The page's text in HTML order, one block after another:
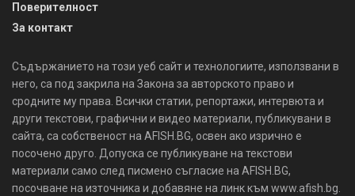
Поверителност
За контакт
Съдържанието на този уеб сайт и технологиите, използвани в
него, са под закрила на Закона за авторското право и
сродните му права. Всички статии, репортажи, интервюта и
други текстови, графични и видео материали, публикувани в
сайта, са собственост на AFISH.BG, освен ако изрично е
посочено друго. Допуска се публикуване на текстови
материали само след писмено съгласие на AFISH.BG,
посочване на източника и добавяне на линк към www.afish.bg.